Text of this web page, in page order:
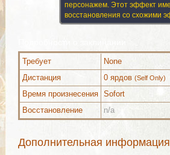
персонажем. Этот эффект
восстановления со схожими
Требует
None
Дистанция
0 ярдов (Self Only)
Время произнесения Sofort
Восстановление
n/a
Дополнительная информация
Комментарии Изображения
Комментарии Изображения